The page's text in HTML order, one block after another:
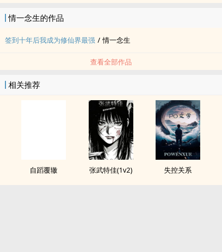
情一念生的作品
签到十年后我成为修仙界最强 / 情一念生
查看全部作品
相关推荐
自蹈覆辙 张武特佳(1v2) 失控关系